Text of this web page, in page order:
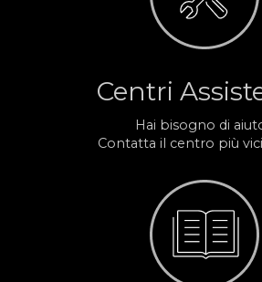
Centri
Hai bisogno di
Contatta il centro più